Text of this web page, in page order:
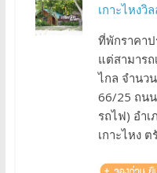
เกาะไหงวิ
ที่พักราคา
แต่สามาร
ไกล จำนว
66/25 ถน
รถไฟ) อำเ
เกาะไหง